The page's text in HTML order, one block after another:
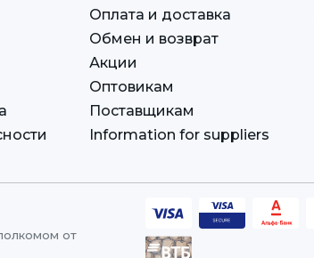
Оплата и доставка
Обмен и возврат
Акции
Оптовикам
Поставщикам
Information for suppliers
от